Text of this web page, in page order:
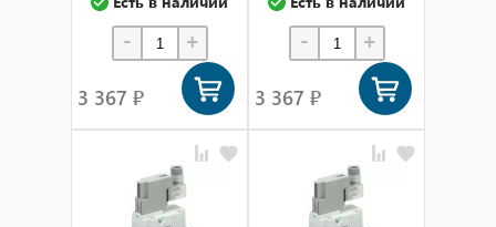
- +
3 367 ₽
- +
3 367 ₽